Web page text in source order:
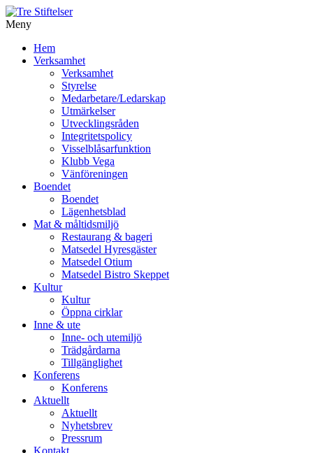
Meny
vidare
Hem
Verksamhet
Verksamhet
Styrelse
Medarbetare/Ledarskap
Utmärkelser
Utvecklingsråden
Integritetspolicy
Visselblåsarfunktion
Klubb Vega
Vänföreningen
Boendet
Boendet
Lägenhetsblad
Mat & måltidsmiljö
Restaurang & bageri
Matsedel Hyresgäster
Matsedel Otium
Matsedel Bistro Skeppet
Kultur
Kultur
Öppna cirklar
Inne & ute
Inne- och utemiljö
Trädgårdarna
Tillgänglighet
Konferens
Konferens
Aktuellt
Aktuellt
Nyhetsbrev
Pressrum
Kontakt